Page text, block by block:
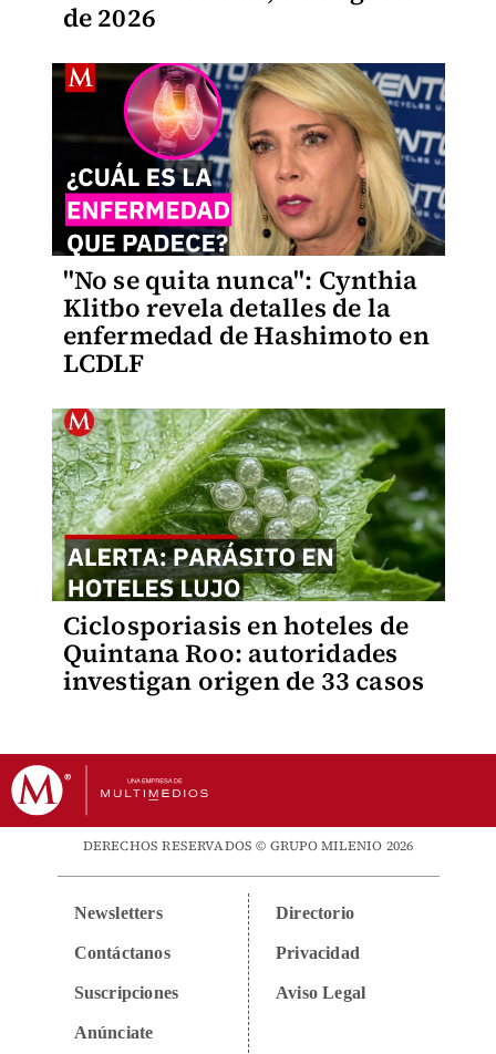
de 2026
"No se quita nunca": Cynthia
Klitbo revela detalles de la
enfermedad de Hashimoto en
LCDLF
Ciclosporiasis en hoteles de
Quintana Roo: autoridades
investigan origen de 33 casos
DERECHOS RESERVADOS © GRUPO MILENIO 2026
Newsletters
Contáctanos
Suscripciones
Anúnciate
Directorio
Privacidad
Aviso Legal